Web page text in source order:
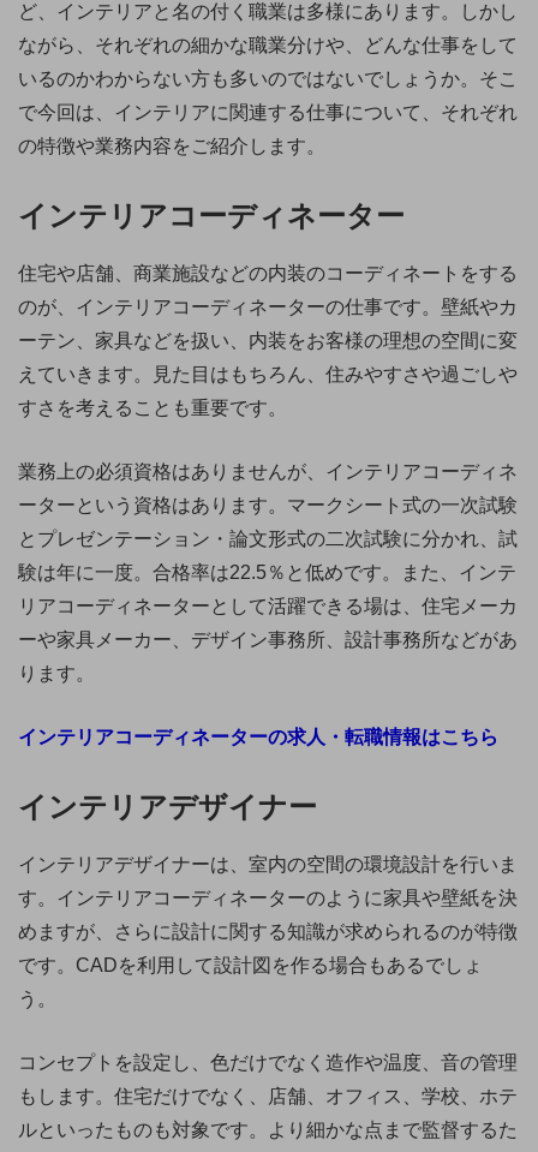
ど、インテリアと名の付く職業は多様にあります。しかし
ながら、それぞれの細かな職業分けや、どんな仕事をして
いるのかわからない方も多いのではないでしょうか。そこ
で今回は、インテリアに関連する仕事について、それぞれ
の特徴や業務内容をご紹介します。
インテリアコーディネーター
住宅や店舗、商業施設などの内装のコーディネートをする
のが、インテリアコーディネーターの仕事です。壁紙やカ
ーテン、家具などを扱い、内装をお客様の理想の空間に変
えていきます。見た目はもちろん、住みやすさや過ごしや
すさを考えることも重要です。
業務上の必須資格はありませんが、インテリアコーディネ
ーターという資格はあります。マークシート式の一次試験
とプレゼンテーション・論文形式の二次試験に分かれ、試
験は年に一度。合格率は22.5％と低めです。また、インテ
リアコーディネーターとして活躍できる場は、住宅メーカ
ーや家具メーカー、デザイン事務所、設計事務所などがあ
ります。
インテリアコーディネーターの求人・転職情報はこちら
インテリアデザイナー
インテリアデザイナーは、室内の空間の環境設計を行いま
す。インテリアコーディネーターのように家具や壁紙を決
めますが、さらに設計に関する知識が求められるのが特徴
です。CADを利用して設計図を作る場合もあるでしょ
う。
コンセプトを設定し、色だけでなく造作や温度、音の管理
もします。住宅だけでなく、店舗、オフィス、学校、ホテ
ルといったものも対象です。より細かな点まで監督するた